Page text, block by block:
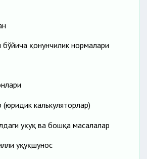
қонунчилик нормалари
(юридик калькуляторлар)
ҳуқуқ ва бошқа масалалар
ҳуқуқшунос